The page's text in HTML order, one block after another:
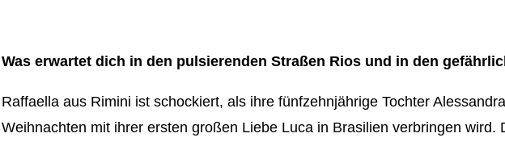
Was erwartet dich in den pulsierenden Straßen Rios und in den
Raffaella aus Rimini ist schockiert, als ihre fünfzehnjährige Tochter
Weihnachten mit ihrer ersten großen Liebe Luca in Brasilien verbringen wird.